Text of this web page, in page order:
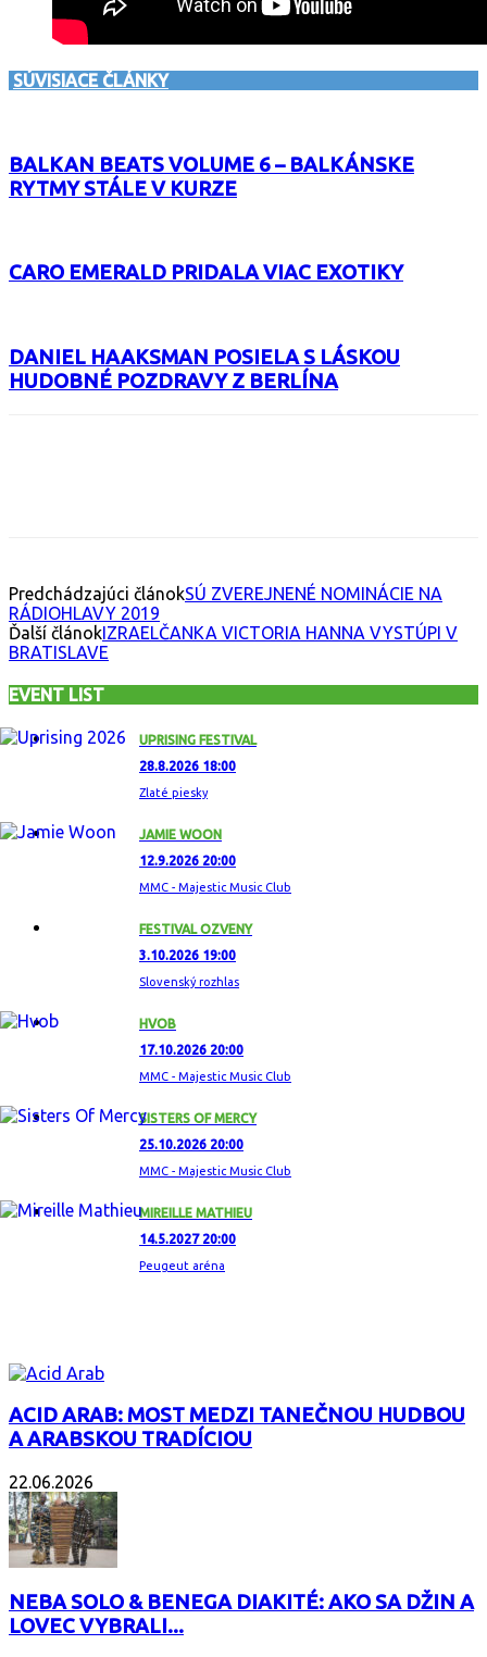
SÚVISIACE ČLÁNKY
BALKAN BEATS VOLUME 6 – BALKÁNSKE
RYTMY STÁLE V KURZE
CARO EMERALD PRIDALA VIAC EXOTIKY
DANIEL HAAKSMAN POSIELA S LÁSKOU
HUDOBNÉ POZDRAVY Z BERLÍNA
Predchádzajúci článokSÚ ZVEREJNENÉ NOMINÁCIE NA
RÁDIOHLAVY 2019
Ďalší článokIZRAELČANKA VICTORIA HANNA VYSTÚPI V
BRATISLAVE
EVENT LIST
UPRISING FESTIVAL
28.8.2026 18:00
Zlaté piesky
JAMIE WOON
12.9.2026 20:00
MMC - Majestic Music Club
FESTIVAL OZVENY
3.10.2026 19:00
Slovenský rozhlas
HVOB
17.10.2026 20:00
MMC - Majestic Music Club
SISTERS OF MERCY
25.10.2026 20:00
MMC - Majestic Music Club
MIREILLE MATHIEU
14.5.2027 20:00
Peugeut aréna
ACID ARAB: MOST MEDZI TANEČNOU HUDBOU
A ARABSKOU TRADÍCIOU
22.06.2026
NEBA SOLO & BENEGA DIAKITÉ: AKO SA DŽIN A
LOVEC VYBRALI...